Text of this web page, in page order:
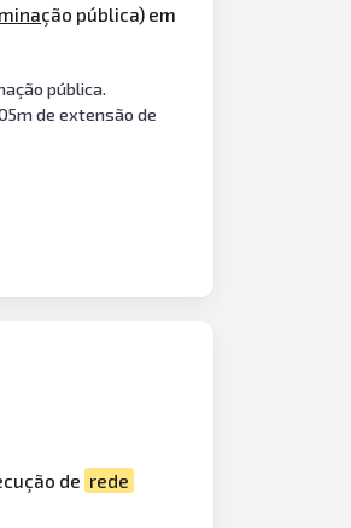
ção pública) em
pública.
de extensão de
de rede